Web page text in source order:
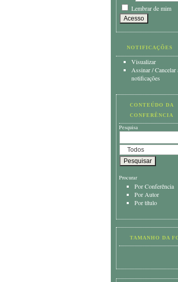
Lembrar de mim
NOTIFICAÇÕES
Visualizar
Assinar/Cancelar
notificações
CONTEÚDO DA
CONFERÊNCIA
Pesquisa
Procurar
Por Conferência
Por Autor
Por título
TAMANHO DA